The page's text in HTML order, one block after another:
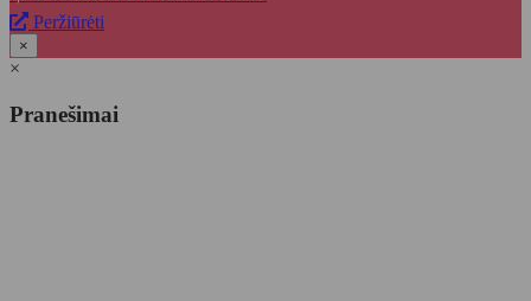
Peržiūrėti
×
×
Pranešimai